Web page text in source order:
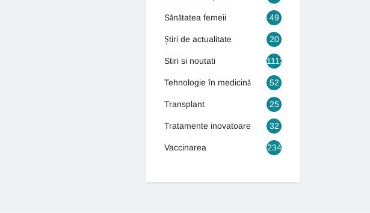
Sănătatea femeii 49
Știri de actualitate 20
Stiri si noutati 1113
Tehnologie în medicină 52
Transplant 25
Tratamente inovatoare 32
Vaccinarea 234